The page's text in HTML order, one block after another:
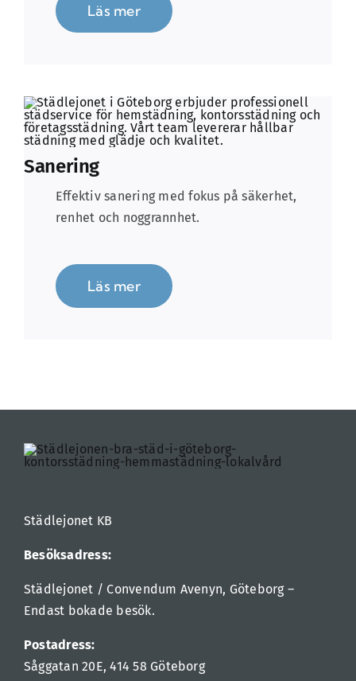
Läs mer
Sanering
Effektiv sanering med fokus på säkerhet,
renhet och noggrannhet.
Läs mer
Städlejonet KB
Besöksadress:
Städlejonet / Convendum Avenyn, Göteborg –
Endast bokade besök.
Postadress:
Såggatan 20E, 414 58 Göteborg